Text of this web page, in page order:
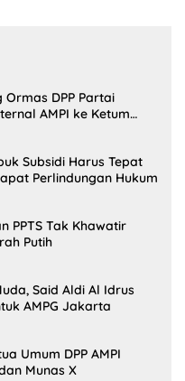
DPP Partai
AMPI ke Ketum
Subsidi Harus Tepat
Perlindungan Hukum
PPTS Tak Khawatir
Putih
Said Aldi Al Idrus
AMPG Jakarta
Umum DPP AMPI
Munas X